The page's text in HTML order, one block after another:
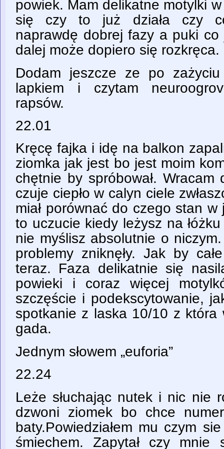
powiek. Mam delikatne motylki
się czy to już działa czy
naprawdę dobrej fazy a puki co
dalej może dopiero się rozkręca.
Dodam jeszcze ze po
lapkiem i czytam
rapsów.
22.01
Kręcę fajka i idę na balkon
ziomka jak jest bo jest moim
chętnie by spróbował.
czuje ciepło w calyn ciele
miał porównać do czego stan w
to uczucie kiedy leżysz na
nie myślisz absolutnie o
problemy zniknęły. Jak by
teraz. Faza delikatnie się
powieki i coraz więcej
szczęście i podekscytowanie,
spotkanie z laska 10/10 z która
gada.
Jednym słowem „euforia”
22.24
Leże słuchając nutek i nic nie
dzwoni ziomek bo chce
baty.Powiedziałem mu czym
śmiechem. Zapytał czy